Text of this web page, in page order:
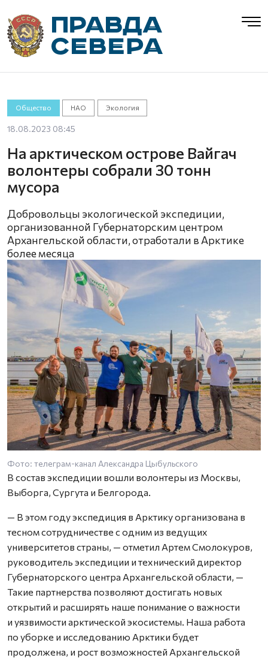
Общество НАО Экология
18.08.2023 08:45
На арктическом острове Вайгач
волонтеры собрали 30 тонн
мусора
Добровольцы экологической экспедиции,
организованной Губернаторским центром
Архангельской области, отработали в Арктике
более месяца
Фото: телеграм-канал Александра Цыбульского
В состав экспедиции вошли волонтеры из Москвы,
Выборга, Сургута и Белгорода.
— В этом году экспедиция в Арктику организована в
тесном сотрудничестве с одним из ведущих
университетов страны, — отметил Артем Смолокуров,
руководитель экспедиции и технический директор
Губернаторского центра Архангельской области, —
Такие партнерства позволяют достигать новых
открытий и расширять наше понимание о важности
и уязвимости арктической экосистемы. Наша работа
по уборке и исследованию Арктики будет
продолжена, и рост возможностей Архангельской